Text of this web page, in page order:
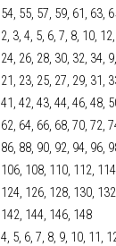
54, 55, 57, 59, 61, 63,
2, 3, 4, 5, 6, 7, 8, 10,
24, 26, 28, 30, 32, 34,
21, 23, 25, 27, 29, 31,
41, 42, 43, 44, 46, 48,
62, 64, 66, 68, 70, 72,
86, 88, 90, 92, 94, 96,
106, 108, 110, 112,
124, 126, 128, 130,
142, 144, 146, 148
4, 5, 6, 7, 8, 9, 10, 11,